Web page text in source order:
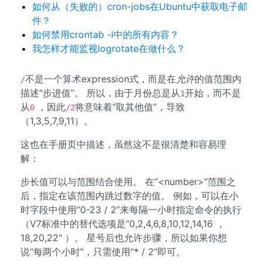
如何从（失败的）cron-jobs在Ubuntu中获取电子邮
件？
如何禁用crontab -l中的所有内容？
我怎样才能监视logrotate在做什么？
/不是一个算术expression式，而是在 允许的值范围内
描述“步进值”。 所以，由于月份总是从1开始，而不是
从0 ，因此/2将意味着“取其他值”，导致
（1,3,5,7,9,11）。
这也在手册页中描述，虽然这不是很清楚和容易理
解：
步长值可以与范围结合使用。 在“<number>”范围之
后，指定在该范围内跳过数字的值。 例如，可以在小
时字段中使用“0-23 / 2”来每隔一小时指定命令的执行
（V7标准中的替代选项是“0,2,4,6,8,10,12,14,16 ，
18,20,22" ）。 星号后也允许步骤，所以如果你想
说“每两个小时”，只需使用“* / 2”即可。